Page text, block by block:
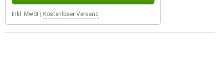
Inkl. MwSt Kostenloser Versand